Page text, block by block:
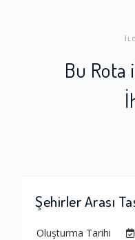
Bu Rota
Şehirler Arası
Oluşturma Tarihi